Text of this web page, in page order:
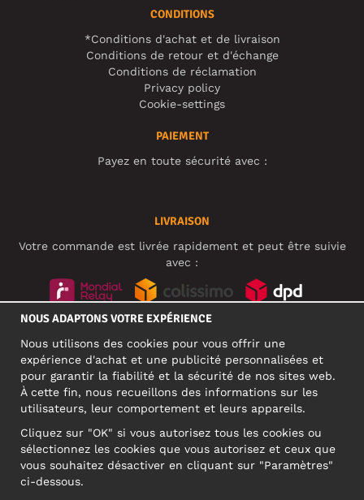
CONDITIONS
*Conditions d'achat et de livraison
Conditions de retour et d'échange
Conditions de réclamation
Privacy policy
Cookie-settings
PAIEMENT
Payez en toute sécurité avec :
LIVRAISON
Votre commande est livrée rapidement et peut être suivie
avec :
ADRESSE PROFESSIONNELLE
Narva mnt 5, EE-10117 Tallinn
Reg: 12356245
ATTENTION ! N'envoyez pas les retours de produits à cette
NOUS ADAPTONS VOTRE EXPÉRIENCE
Nous utilisons des cookies pour vous offrir une
expérience d'achat et une publicité personnalisées et
pour garantir la fiabilité et la sécurité de nos sites web.
À cette fin, nous recueillons des informations sur les
utilisateurs, leur comportement et leurs appareils.
Cliquez sur "OK" si vous autorisez tous les cookies ou
sélectionnez les cookies que vous autorisez et ceux que
vous souhaitez désactiver en cliquant sur "Paramètres"
ci-dessous.